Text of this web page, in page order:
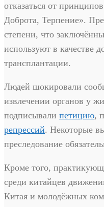
отказаться от
Доброта, Терпение».
степени, что
используют в качестве
трансплантации.
Людей шокировали
извлечении органов у
подписывали петицию,
репрессий. Некоторые
преследование
Кроме того,
среди китайцев
Китая и молодёжных